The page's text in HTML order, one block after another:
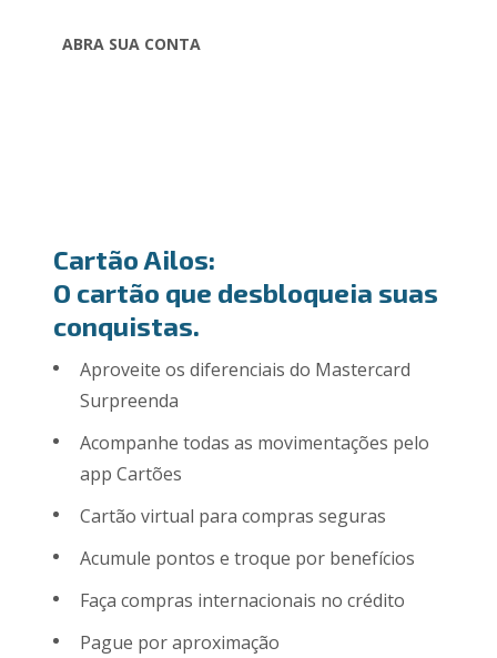
ABRA SUA CONTA
Cartão Ailos:
O cartão que desbloqueia suas
conquistas.
Aproveite os diferenciais do Mastercard
Surpreenda
Acompanhe todas as movimentações pelo
app Cartões
Cartão virtual para compras seguras
Acumule pontos e troque por benefícios
Faça compras internacionais no crédito
Pague por aproximação